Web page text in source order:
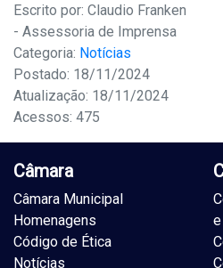
Escrito por: Claudio Franken
- Assessoria de Imprensa
Categoria: Notícias
Postado: 18/11/2024
Atualização: 18/11/2024
Acessos: 475
Câmara
Câmara Municipal
Homenagens
Código de Ética
Notícias